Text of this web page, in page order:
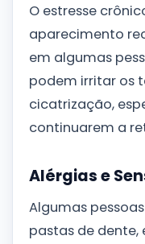
O estresse
aparecimento
em algumas
podem irritar os
cicatrização,
continuarem a
Alérgias e
Algumas
pastas de dente,